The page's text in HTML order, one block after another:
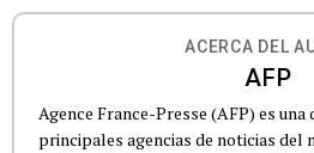
ACERCA DEL
AFP
Agence France-Presse (AFP) es una
principales agencias de noticias del